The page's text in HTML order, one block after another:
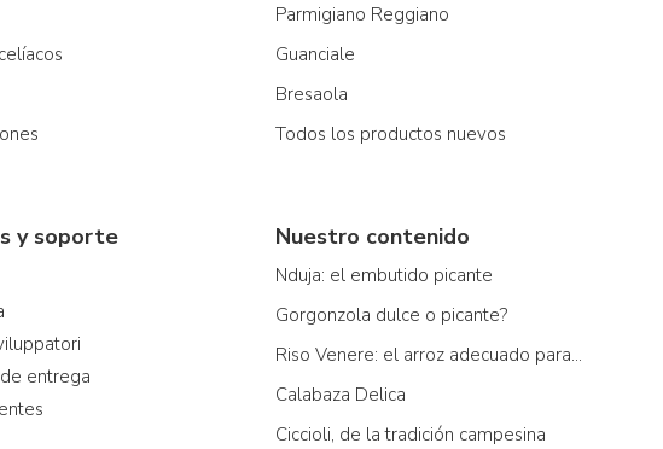
Parmigiano Reggiano
Guanciale
Bresaola
Todos los productos nuevos
y soporte
entrega
Nuestro contenido
Nduja: el embutido picante
Gorgonzola dulce o picante?
Riso Venere: el arroz adecuado para...
Calabaza Delica
Ciccioli, de la tradición campesina